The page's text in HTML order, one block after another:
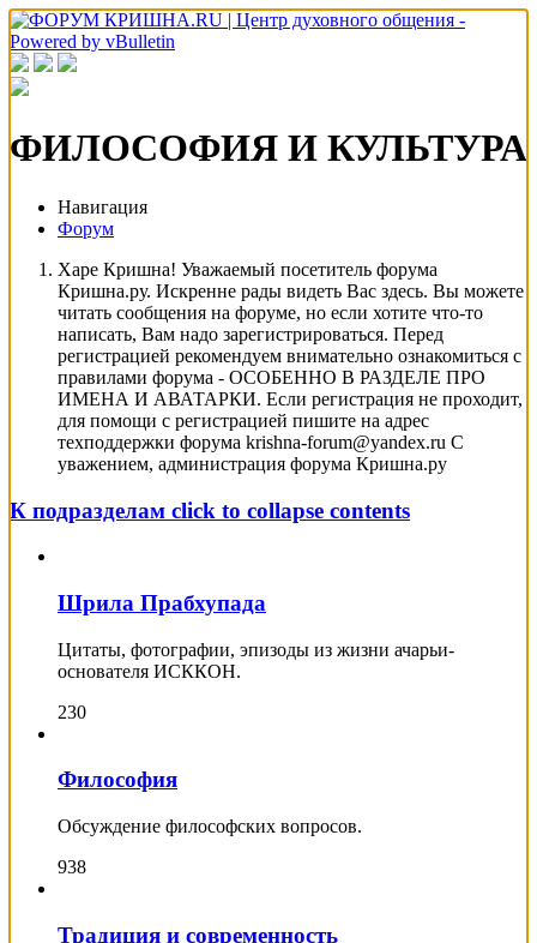
ФИЛОСОФИЯ И КУЛЬТУРА
Навигация
Форум
Харе Кришна! Уважаемый посетитель форума
Кришна.ру. Искренне рады видеть Вас здесь. Вы можете
читать сообщения на форуме, но если хотите что-то
написать, Вам надо зарегистрироваться. Перед
регистрацией рекомендуем внимательно ознакомиться с
правилами форума - ОСОБЕННО В РАЗДЕЛЕ ПРО
ИМЕНА И АВАТАРКИ. Если регистрация не проходит,
для помощи с регистрацией пишите на адрес
техподдержки форума krishna-forum@yandex.ru С
уважением, администрация форума Кришна.ру
К подразделам click to collapse contents
Шрила Прабхупада
Цитаты, фотографии, эпизоды из жизни ачарьи-
основателя ИСККОН.
230
Философия
Обсуждение философских вопросов.
938
Традиция и современность